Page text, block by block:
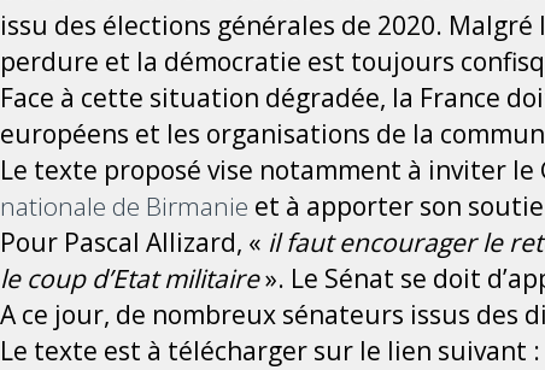
issu des élections générales de 2020.
perdure et la démocratie est toujours
Face à cette situation dégradée, la France
européens et les organisations de la
Le texte proposé vise notamment à inviter
nationale de Birmanie et à apporter son
Pour Pascal Allizard, « il faut encourager le
le coup d’Etat militaire». Le Sénat se doit
A ce jour, de nombreux sénateurs issus des
Le texte est à télécharger sur le lien suivant :